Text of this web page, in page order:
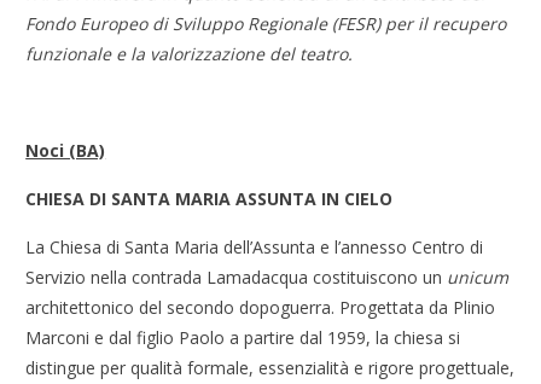
Fondo Europeo di Sviluppo Regionale (FESR) per il recupero
funzionale e la valorizzazione del teatro.
Noci (BA)
CHIESA DI SANTA MARIA ASSUNTA IN CIELO
La Chiesa di Santa Maria dell’Assunta e l’annesso Centro di
Servizio nella contrada Lamadacqua costituiscono un unicum
architettonico del secondo dopoguerra. Progettata da Plinio
Marconi e dal figlio Paolo a partire dal 1959, la chiesa si
distingue per qualità formale, essenzialità e rigore progettuale,